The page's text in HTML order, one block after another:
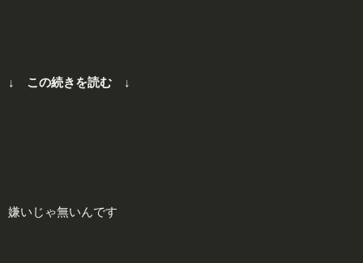
↓ この続きを読む ↓
嫌いじゃ無いんです